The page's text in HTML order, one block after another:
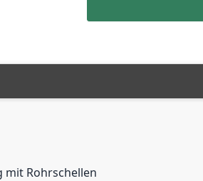
mit Rohrschellen